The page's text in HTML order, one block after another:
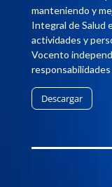
manteniendo y
Integral de Salud
actividades y
Vocento
Descargar